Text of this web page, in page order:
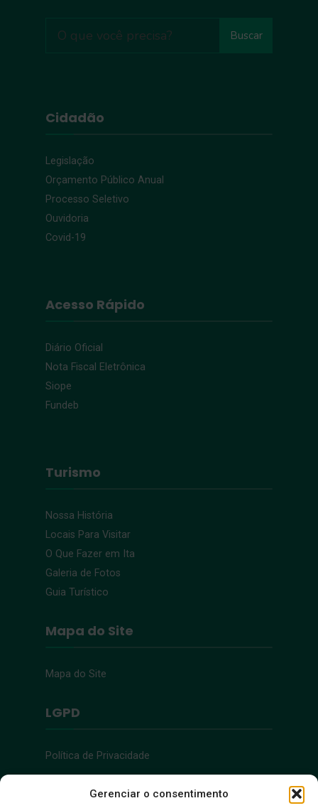
Gerenciar o consentimento
Buscar
Cidadão
Legislação
Orçamento Público Anual
Processo Seletivo
Ouvidoria
Covid-19
Acesso Rápido
Diário Oficial
Nota Fiscal Eletrônica
Siope
Fundeb
Turismo
Nossa História
Locais Para Visitar
O Que Fazer em Ita
Galeria de Fotos
Guia Turístico
Mapa do Site
Mapa do Site
LGPD
Política de Privacidade
Acessibilidade